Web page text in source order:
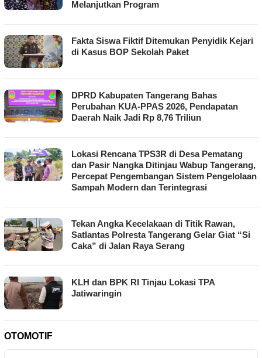
Melanjutkan Program
Fakta Siswa Fiktif Ditemukan Penyidik Kejari
di Kasus BOP Sekolah Paket
DPRD Kabupaten Tangerang Bahas
Perubahan KUA-PPAS 2026, Pendapatan
Daerah Naik Jadi Rp 8,76 Triliun
Lokasi Rencana TPS3R di Desa Pematang
dan Pasir Nangka Ditinjau Wabup Tangerang,
Percepat Pengembangan Sistem Pengelolaan
Sampah Modern dan Terintegrasi
Tekan Angka Kecelakaan di Titik Rawan,
Satlantas Polresta Tangerang Gelar Giat “Si
Caka” di Jalan Raya Serang
KLH dan BPK RI Tinjau Lokasi TPA
Jatiwaringin
OTOMOTIF